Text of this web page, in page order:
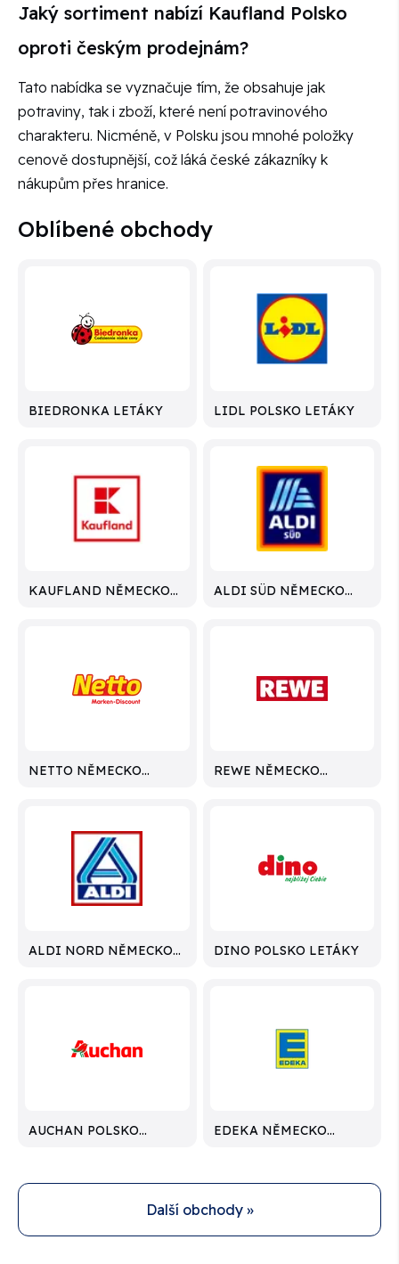
Jaký sortiment nabízí Kaufland Polsko
oproti českým prodejnám?
Tato nabídka se vyznačuje tím, že obsahuje jak
potraviny, tak i zboží, které není potravinového
charakteru. Nicméně, v Polsku jsou mnohé položky
cenově dostupnější, což láká české zákazníky k
nákupům přes hranice.
Oblíbené obchody
BIEDRONKA LETÁKY LIDL POLSKO LETÁKY
KAUFLAND NĚMECKO
ALDI SÜD NĚMECKO
NETTO NĚMECKO
REWE NĚMECKO
ALDI NORD NĚMECKO
DINO POLSKO LETÁKY
AUCHAN POLSKO
EDEKA NĚMECKO
Další obchody »